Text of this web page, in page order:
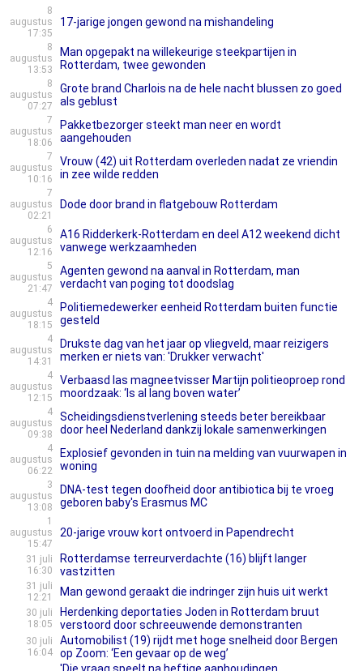
8
augustus
17:35
17-jarige jongen gewond na mishandeling
8
augustus
13:53
Man opgepakt na willekeurige steekpartijen in
Rotterdam, twee gewonden
8
augustus
07:27
Grote brand Charlois na de hele nacht blussen zo goed
als geblust
7
augustus
18:06
Pakketbezorger steekt man neer en wordt
aangehouden
7
augustus
10:16
Vrouw (42) uit Rotterdam overleden nadat ze vriendin
in zee wilde redden
7
augustus
02:21
Dode door brand in flatgebouw Rotterdam
6
augustus
12:16
A16 Ridderkerk-Rotterdam en deel A12 weekend dicht
vanwege werkzaamheden
5
augustus
21:47
Agenten gewond na aanval in Rotterdam, man
verdacht van poging tot doodslag
4
augustus
18:15
Politiemedewerker eenheid Rotterdam buiten functie
gesteld
4
augustus
14:31
Drukste dag van het jaar op vliegveld, maar reizigers
merken er niets van: 'Drukker verwacht'
4
augustus
12:15
Verbaasd las magneetvisser Martijn politieoproep rond
moordzaak: ‘Is al lang boven water’
4
augustus
09:38
Scheidingsdienstverlening steeds beter bereikbaar
door heel Nederland dankzij lokale samenwerkingen
4
augustus
06:22
Explosief gevonden in tuin na melding van vuurwapen in
woning
3
augustus
13:08
DNA-test tegen doofheid door antibiotica bij te vroeg
geboren baby's Erasmus MC
1
augustus
15:47
20-jarige vrouw kort ontvoerd in Papendrecht
31 juli
16:30
Rotterdamse terreurverdachte (16) blijft langer
vastzitten
31 juli
12:21
Man gewond geraakt die indringer zijn huis uit werkt
30 juli
18:05
Herdenking deportaties Joden in Rotterdam bruut
verstoord door schreeuwende demonstranten
30 juli
16:04
Automobilist (19) rijdt met hoge snelheid door Bergen
op Zoom: ‘Een gevaar op de weg’